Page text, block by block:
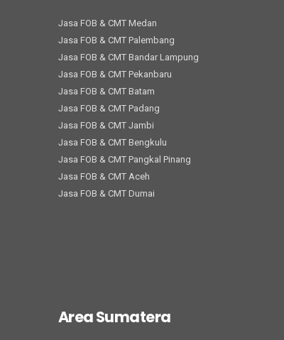
Jasa FOB & CMT Medan
Jasa FOB & CMT Palembang
Jasa FOB & CMT Bandar Lampung
Jasa FOB & CMT Pekanbaru
Jasa FOB & CMT Batam
Jasa FOB & CMT Padang
Jasa FOB & CMT Jambi
Jasa FOB & CMT Bengkulu
Jasa FOB & CMT Pangkal Pinang
Jasa FOB & CMT Aceh
Jasa FOB & CMT Dumai
Area Sumatera